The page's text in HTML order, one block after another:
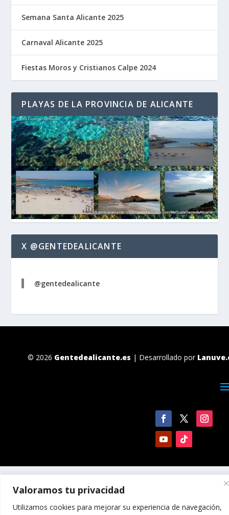
Valoramos tu privacidad
Utilizamos cookies para mejorar su experiencia de navegación,
Semana Santa Alicante 2025
Carnaval Alicante 2025
Fiestas Moros y Cristianos Calpe 2024
PLAYAS DE LA PROVINCIA DE ALICANTE
X @GENTEDEALICANTE
@gentedealicante
© 2026 Gentedealicante.es | Desarrollado por